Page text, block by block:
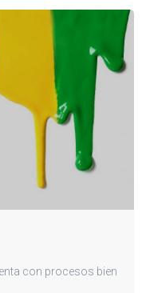
con procesos bien